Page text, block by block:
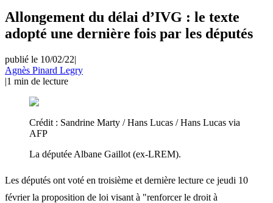
Allongement du délai d’IVG : le texte
adopté une dernière fois par les députés
publié le 10/02/22|
Agnès Pinard Legry
|1 min de lecture
Crédit : Sandrine Marty / Hans Lucas / Hans Lucas via
AFP
La députée Albane Gaillot (ex-LREM).
Les députés ont voté en troisième et dernière lecture ce jeudi 10
février la proposition de loi visant à "renforcer le droit à